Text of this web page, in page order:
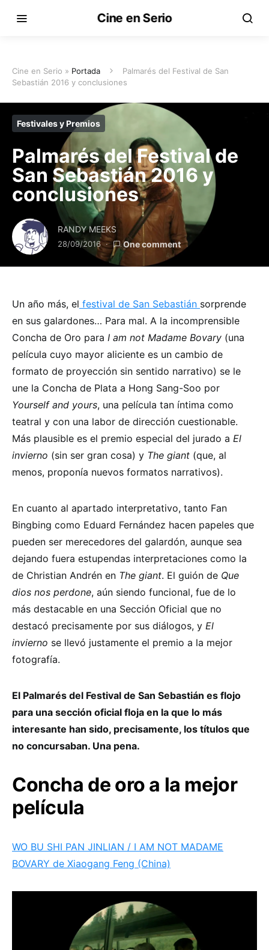
Cine en Serio
Cine en Serio » Portada
Palmarés del Festival de San
Sebastián 2016 y conclusiones
Festivales y Premios
Palmarés del Festival de
San Sebastián 2016 y
conclusiones
RANDY MEEKS
28/09/2016 One comment
Un año más, el festival de San Sebastián sorprende
en sus galardones… Para mal. A la incomprensible
Concha de Oro para I am not Madame Bovary (una
película cuyo mayor aliciente es un cambio de
formato de proyección sin sentido narrativo) se le
une la Concha de Plata a Hong Sang-Soo por
Yourself and yours, una película tan íntima como
teatral y con una labor de dirección cuestionable.
Más plausible es el premio especial del jurado a El
invierno (sin ser gran cosa) y The giant (que, al
menos, proponía nuevos formatos narrativos).
En cuanto al apartado interpretativo, tanto Fan
Bingbing como Eduard Fernández hacen papeles que
pueden ser merecedores del galardón, aunque sea
dejando fuera estupendas interpretaciones como la
de Christian Andrén en The giant. El guión de Que
dios nos perdone, aún siendo funcional, fue de lo
más destacable en una Sección Oficial que no
destacó precisamente por sus diálogos, y El
invierno se llevó justamente el premio a la mejor
fotografía.
El Palmarés del Festival de San Sebastián es flojo
para una sección oficial floja en la que lo más
interesante han sido, precisamente, los títulos que
no concursaban. Una pena.
Concha de oro a la mejor
película
WO BU SHI PAN JINLIAN / I AM NOT MADAME
BOVARY de Xiaogang Feng (China)